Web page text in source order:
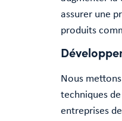
assurer une
produits
Nous
techniques
entreprises